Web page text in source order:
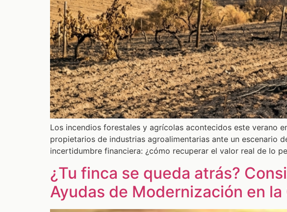
Los incendios forestales y agrícolas acontecidos este verano
propietarios de industrias agroalimentarias ante un escenario
incertidumbre financiera: ¿cómo recuperar el valor real de lo
¿Tu finca se queda atrás?
Ayudas de Modernización en